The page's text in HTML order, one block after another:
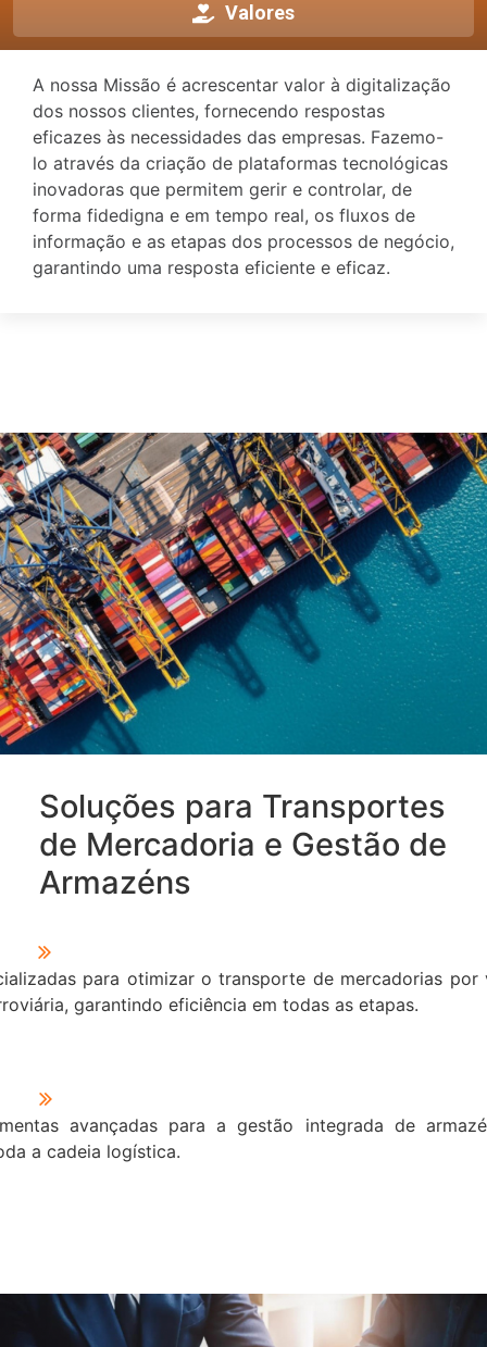
Valores
A nossa Missão é acrescentar valor à digitalização
dos nossos clientes, fornecendo respostas
eficazes às necessidades das empresas. Fazemo-
lo através da criação de plataformas tecnológicas
inovadoras que permitem gerir e controlar, de
forma fidedigna e em tempo real, os fluxos de
informação e as etapas dos processos de negócio,
garantindo uma resposta eficiente e eficaz.
Soluções para Transportes
de Mercadoria e Gestão de
Armazéns
para otimizar o transporte de mercadorias por
garantindo eficiência em todas as etapas.
avançadas para a gestão integrada de
a cadeia logística.